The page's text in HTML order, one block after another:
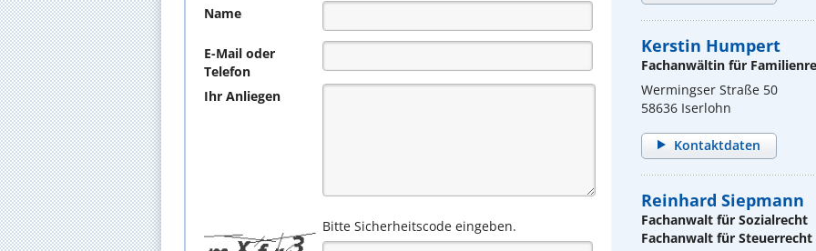
Name
E-Mail oder
Telefon
Ihr Anliegen
Bitte Sicherheitscode eingeben.
Kerstin Humpert
Fachanwältin für
Wermingser Straße 50
58636 Iserlohn
Kontaktdaten
Reinhard Siepmann
Fachanwalt für Sozialrecht
Fachanwalt für Steuerrecht